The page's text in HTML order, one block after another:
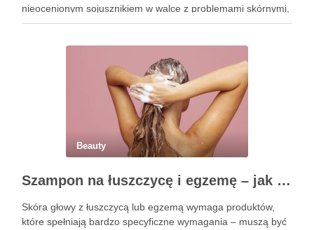
nieocenionym sojusznikiem w walce z problemami skórnymi,
takimi jak zmarszczki, trądzik czy podrażnienia. Jej działanie
Beauty
Szampon na łuszczycę i egzemę – jak świadomie dobierać produkty przy wrażliwej skórze głowy?
Skóra głowy z łuszczycą lub egzemą wymaga produktów,
które spełniają bardzo specyficzne wymagania – muszą być